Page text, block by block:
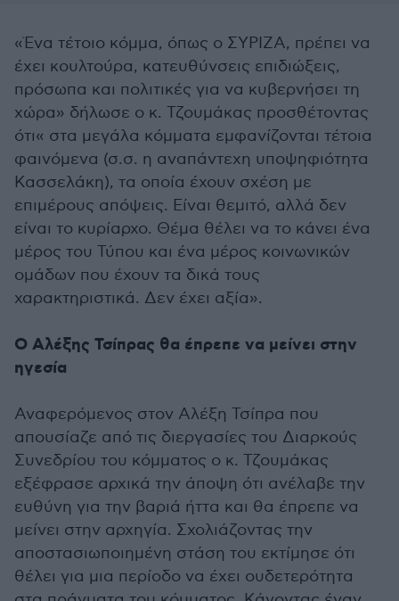
«Ένα τέτοιο κόμμα, όπως ο ΣΥΡΙΖΑ, πρέπει να
έχει κουλτούρα, κατευθύνσεις επιδιώξεις,
πρόσωπα και πολιτικές για να κυβερνήσει τη
χώρα» δήλωσε ο κ. Τζουμάκας προσθέτοντας
ότι« στα μεγάλα κόμματα εμφανίζονται τέτοια
φαινόμενα (σ.σ. η αναπάντεχη υποψηφιότητα
Κασσελάκη), τα οποία έχουν σχέση με
επιμέρους απόψεις. Είναι θεμιτό, αλλά δεν
είναι το κυρίαρχο. Θέμα θέλει να το κάνει ένα
μέρος του Τύπου και ένα μέρος κοινωνικών
ομάδων που έχουν τα δικά τους
χαρακτηριστικά. Δεν έχει αξία».
Ο Αλέξης Τσίπρας θα έπρεπε να μείνει στην
ηγεσία
Αναφερόμενος στον Αλέξη Τσίπρα που
απουσίαζε από τις διεργασίες του Διαρκούς
Συνεδρίου του κόμματος ο κ. Τζουμάκας
εξέφρασε αρχικά την άποψη ότι ανέλαβε την
ευθύνη για την βαριά ήττα και θα έπρεπε να
μείνει στην αρχηγία. Σχολιάζοντας την
αποστασιωποιημένη στάση του εκτίμησε ότι
θέλει για μια περίοδο να έχει ουδετερότητα